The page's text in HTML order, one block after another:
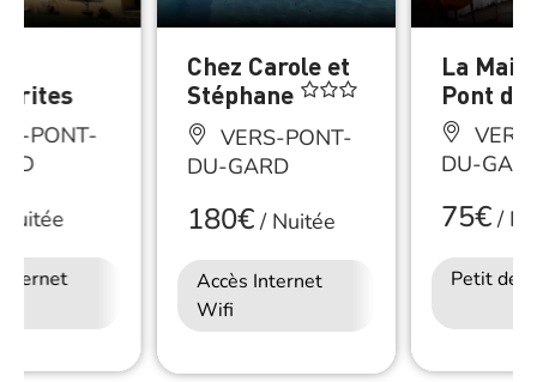
PONT-
Chez Carole et
Stéphane
VERS-PONT-
DU-GARD
180€/Nuitée
Accès Internet
Wifi
La
Pont du
DU-
75€/
Petit